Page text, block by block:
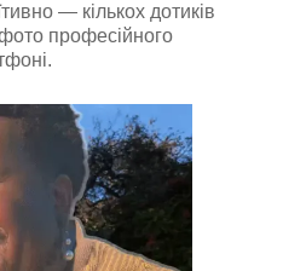
— кількох дотиків
професійного